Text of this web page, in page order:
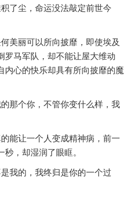
了尘，命运没法敲定前世今
美丽可以所向披靡，即使埃及
罗马军队，却不能让屋大维动
内心的快乐却具有所向披靡的魔
那个你，不管你变什么样，我
能让一个人变成精神病，前一
，却湿润了眼眶。
我的，我终归是你的一个过